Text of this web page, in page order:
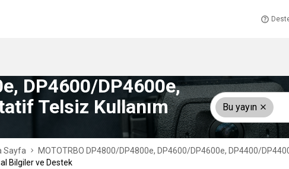
DP4600/DP4600e,
Telsiz Kullanım
Bu yayın
Sayfa
MOTOTRBO DP4800/DP4800e, DP4600/DP4600e, DP4400/
Bilgiler ve Destek